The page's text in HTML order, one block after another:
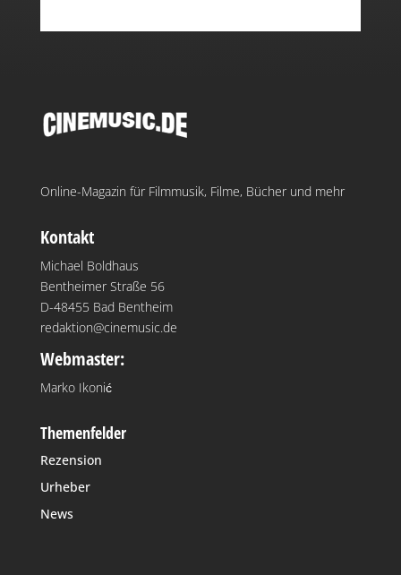
Online-Magazin für Filmmusik, Filme, Bücher und mehr
Kontakt
Michael Boldhaus
Bentheimer Straße 56
D-48455 Bad Bentheim
redaktion@cinemusic.de
Webmaster:
Marko Ikonić
Themenfelder
Rezension
Urheber
News